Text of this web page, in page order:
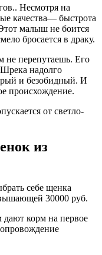
Несмотря на
качества— быстрота
малыш не боится
бросается в драку.
не перепутаешь. Его
надолго
и безобидный. И
происхождение.
от светло-
из
себе щенка
30000 руб.
корм на первое